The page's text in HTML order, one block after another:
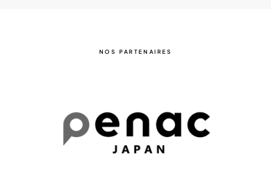
NOS PARTENAIRES